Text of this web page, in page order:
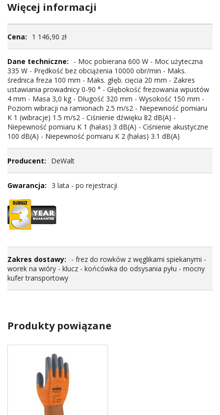
Więcej informacji
informacji1 146,90 zł
- Moc pobierana 600 W - Moc użyteczna
335 W - Prędkość bez obciążenia 10000 obr/min - Maks.
średnica freza 100 mm - Maks. głęb. cięcia 20 mm - Zakres
ustawiania prowadnicy 0-90 ° - Głębokość frezowania wpustów
4 mm - Masa 3,0 kg - Długość 320 mm - Wysokość 150 mm -
Poziom wibracji na ramionach 2.5 m/s2 - Niepewność pomiaru
K 1 (wibracje) 1.5 m/s2 - Ciśnienie dźwięku 82 dB(A) -
Niepewność pomiaru K 1 (hałas) 3 dB(A) - Ciśnienie akustyczne
100 dB(A) - Niepewność pomiaru K 2 (hałas) 3.1 dB(A)
DeWalt
3 lata - po rejestracji
- frez do rowków z węglikami spiekanymi -
worek na wióry - klucz - końcówka do odsysania pyłu - mocny
kufer transportowy
Produkty powiązane